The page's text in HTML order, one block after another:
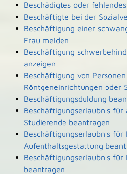
Beschädigtes oder
Beschäftigte bei der
Beschäftigung einer
Frau melden
Beschäftigung
anzeigen
Beschäftigung von
Röntgeneinrichtungen oder
Beschäftigungsduldung
Beschäftigungserlaubnis für
Studierende beantragen
Beschäftigungserlaubnis für
Aufenthaltsgestattung
Beschäftigungserlaubnis für
beantragen